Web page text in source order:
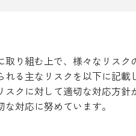
り組む上で、様々なリス
る主なリスクを以下に記
クに対して適切な対応方
対応に努めています。